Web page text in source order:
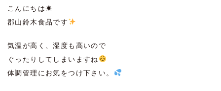
こんにちは☀︎
郡山鈴木食品です
気温が高く、湿度も高いので
ぐったりしてしまいますね
体調管理にお気をつけ下さい。